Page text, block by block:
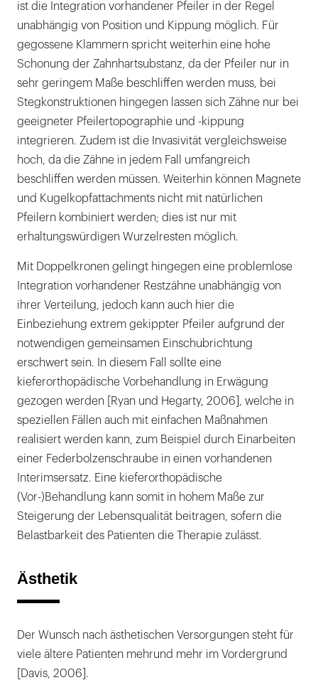
ist die Integration vorhandener Pfeiler in der Regel
unabhängig von Position und Kippung möglich. Für
gegossene Klammern spricht weiterhin eine hohe
Schonung der Zahnhartsubstanz, da der Pfeiler nur in
sehr geringem Maße beschliffen werden muss, bei
Stegkonstruktionen hingegen lassen sich Zähne nur bei
geeigneter Pfeilertopographie und -kippung
integrieren. Zudem ist die Invasivität vergleichsweise
hoch, da die Zähne in jedem Fall umfangreich
beschliffen werden müssen. Weiterhin können Magnete
und Kugelkopfattachments nicht mit natürlichen
Pfeilern kombiniert werden; dies ist nur mit
erhaltungswürdigen Wurzelresten möglich.
Mit Doppelkronen gelingt hingegen eine problemlose
Integration vorhandener Restzähne unabhängig von
ihrer Verteilung, jedoch kann auch hier die
Einbeziehung extrem gekippter Pfeiler aufgrund der
notwendigen gemeinsamen Einschubrichtung
erschwert sein. In diesem Fall sollte eine
kieferorthopädische Vorbehandlung in Erwägung
gezogen werden [Ryan und Hegarty, 2006], welche in
speziellen Fällen auch mit einfachen Maßnahmen
realisiert werden kann, zum Beispiel durch Einarbeiten
einer Federbolzenschraube in einen vorhandenen
Interimsersatz. Eine kieferorthopädische
(Vor-)Behandlung kann somit in hohem Maße zur
Steigerung der Lebensqualität beitragen, sofern die
Belastbarkeit des Patienten die Therapie zulässt.
Ästhetik
Der Wunsch nach ästhetischen Versorgungen steht für
viele ältere Patienten mehrund mehr im Vordergrund
[Davis, 2006].